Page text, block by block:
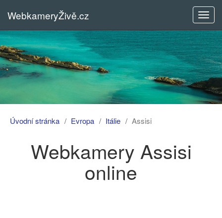
menu
WebkameryŽivě.cz
Úvodní stránka Evropa Itálie Assisi
Webkamery Assisi
online